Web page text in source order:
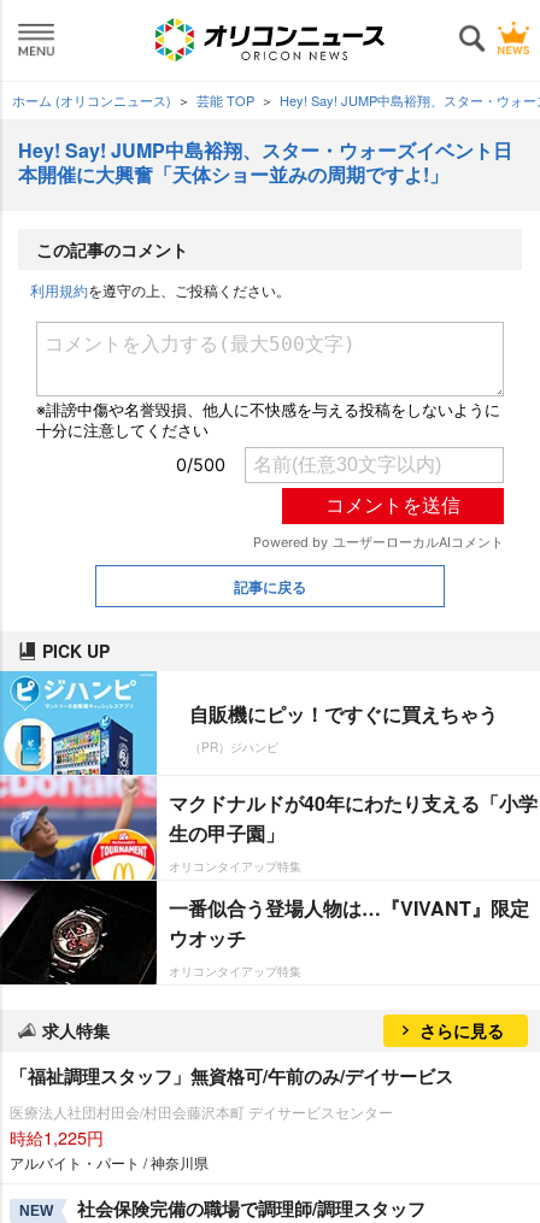
ホーム (オリコンニュース) 芸能 TOP Hey! Say! JUMP中島裕翔、スター・ウォ
Hey! Say! JUMP中島裕翔、スター・ウォーズイベント日
本開催に大興奮「天体ショー並みの周期ですよ!」
この記事のコメント
利用規約を遵守の上、ご投稿ください。
記事に戻る
PICK UP
自販機にピッ！ですぐに買えちゃう
（PR）ジハンピ
マクドナルドが40年にわたり支える「小学
生の甲子園」
オリコンタイアップ特集
一番似合う登場人物は…『VIVANT』限定
ウオッチ
オリコンタイアップ特集
求人特集 さらに見る
「福祉調理スタッフ」無資格可/午前のみ/デイサービス
医療法人社団村田会/村田会藤沢本町 デイサービスセンター
時給1,225円
アルバイト・パート / 神奈川県
NEW 社会保険完備の職場で調理師/調理スタッフ